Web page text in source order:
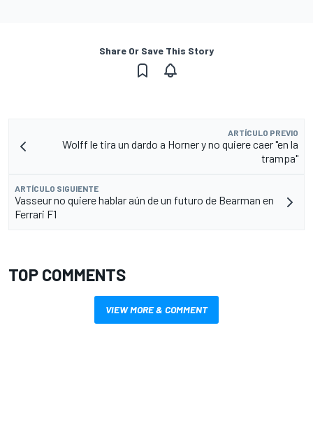
Share Or Save This Story
ARTÍCULO PREVIO
Wolff le tira un dardo a Horner y no quiere caer "en la
trampa"
ARTÍCULO SIGUIENTE
Vasseur no quiere hablar aún de un futuro de Bearman en
Ferrari F1
TOP COMMENTS
VIEW MORE & COMMENT